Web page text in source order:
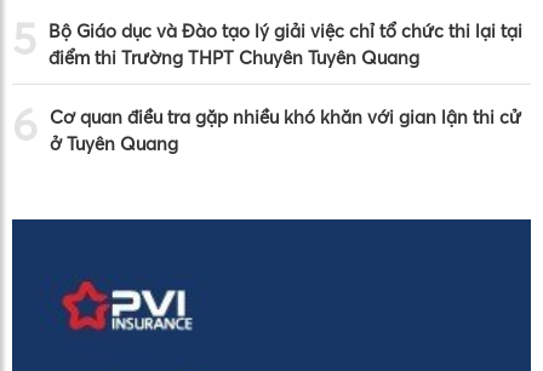
5
Bộ Giáo dục và Đào tạo lý giải việc chỉ tổ chức thi lại tại
điểm thi Trường THPT Chuyên Tuyên Quang
6
Cơ quan điều tra gặp nhiều khó khăn với gian lận thi cử
ở Tuyên Quang